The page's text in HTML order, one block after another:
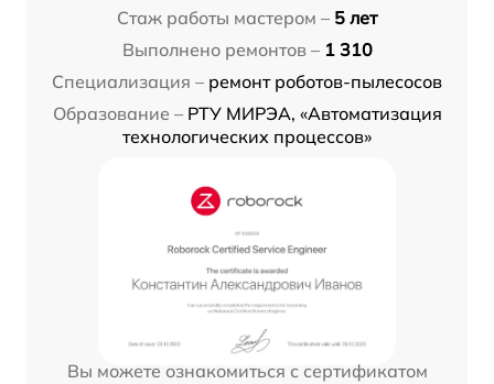
Стаж работы мастером – 5 лет
Выполнено ремонтов – 1 310
Специализация – ремонт роботов-пылесосов
Образование – РТУ МИРЭА, «Автоматизация
технологических процессов»
Вы можете ознакомиться с сертификатом